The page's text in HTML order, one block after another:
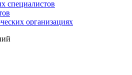
специалистов
организациях